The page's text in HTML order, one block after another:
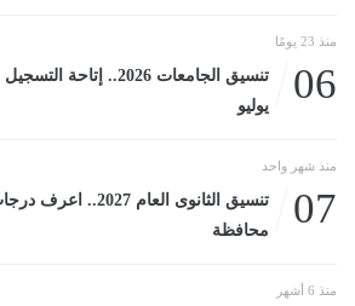
منذ 23 يومًا
06
يوليو
منذ شهر واحد
07
محافظة
منذ 6 أشهر